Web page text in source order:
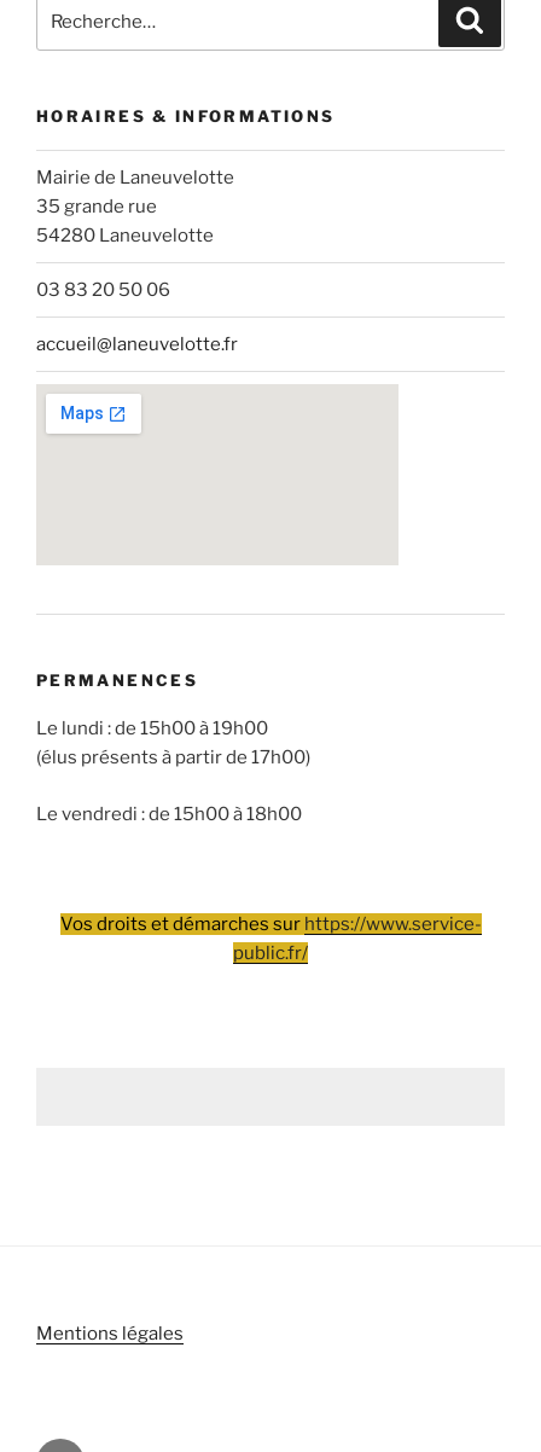
pour
HORAIRES & INFORMATIONS
Mairie de Laneuvelotte
35 grande rue
54280 Laneuvelotte
03 83 20 50 06
accueil@laneuvelotte.fr
PERMANENCES
Le lundi : de 15h00 à 19h00
(élus présents à partir de 17h00)
Le vendredi : de 15h00 à 18h00
Vos droits et démarches sur https://www.service-
public.fr/
Mentions légales